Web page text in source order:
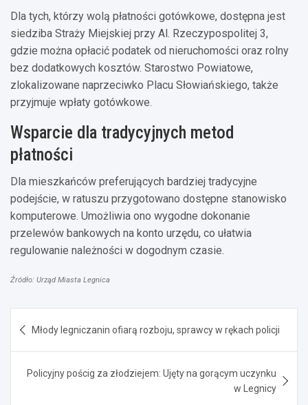
Dla tych, którzy wolą płatności gotówkowe, dostępna jest
siedziba Straży Miejskiej przy Al. Rzeczypospolitej 3,
gdzie można opłacić podatek od nieruchomości oraz rolny
bez dodatkowych kosztów. Starostwo Powiatowe,
zlokalizowane naprzeciwko Placu Słowiańskiego, także
przyjmuje wpłaty gotówkowe.
Wsparcie dla tradycyjnych metod
płatności
Dla mieszkańców preferujących bardziej tradycyjne
podejście, w ratuszu przygotowano dostępne stanowisko
komputerowe. Umożliwia ono wygodne dokonanie
przelewów bankowych na konto urzędu, co ułatwia
regulowanie należności w dogodnym czasie.
Źródło: Urząd Miasta Legnica
wpisuMłody legniczanin ofiarą rozboju, sprawcy w rękach policji
Policyjny pościg za złodziejem: Ujęty na gorącym uczynku
w Legnicy